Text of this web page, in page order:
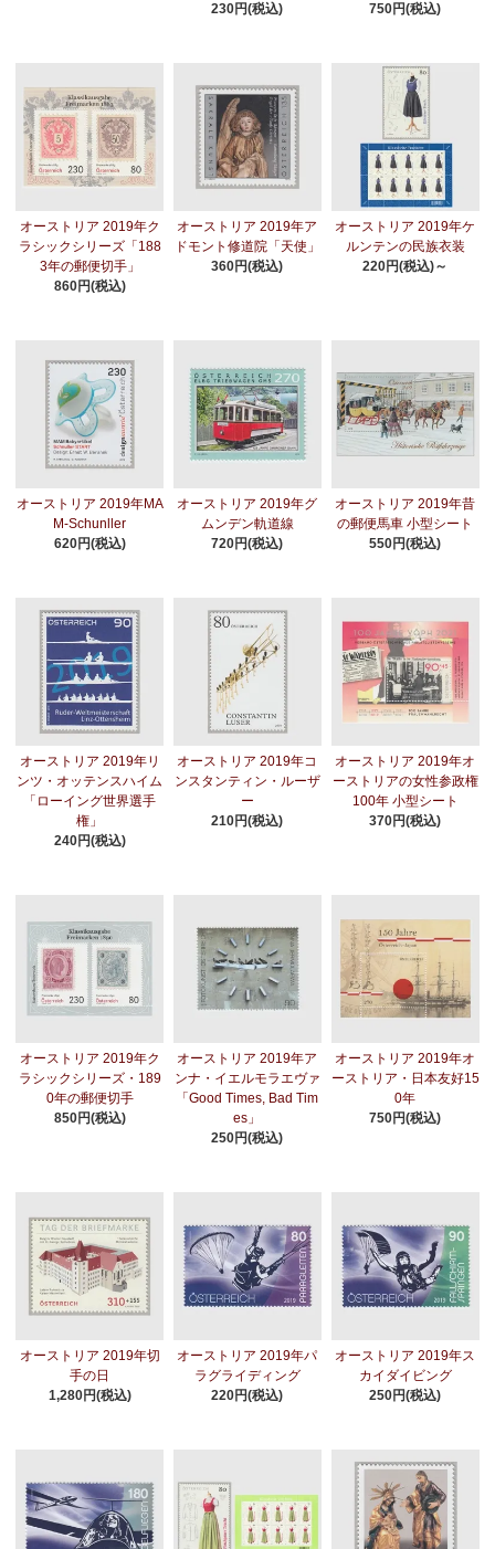
230円(税込)
750円(税込)
オーストリア 2019年ク
ラシックシリーズ「188
3年の郵便切手」
860円(税込)
オーストリア 2019年ア
ドモント修道院「天使」
360円(税込)
オーストリア 2019年ケ
ルンテンの民族衣装
220円(税込)～
オーストリア 2019年MA
M-Schunller
620円(税込)
オーストリア 2019年グ
ムンデン軌道線
720円(税込)
オーストリア 2019年昔
の郵便馬車 小型シート
550円(税込)
オーストリア 2019年リ
ンツ・オッテンスハイム
「ローイング世界選手
権」
240円(税込)
オーストリア 2019年コ
ンスタンティン・ルーザ
ー
210円(税込)
オーストリア 2019年オ
ーストリアの女性参政権
100年 小型シート
370円(税込)
オーストリア 2019年ク
ラシックシリーズ・189
0年の郵便切手
850円(税込)
オーストリア 2019年ア
ンナ・イエルモラエヴァ
「Good Times, Bad Tim
es」
250円(税込)
オーストリア 2019年オ
ーストリア・日本友好15
0年
750円(税込)
オーストリア 2019年切
手の日
1,280円(税込)
オーストリア 2019年パ
ラグライディング
220円(税込)
オーストリア 2019年ス
カイダイビング
250円(税込)